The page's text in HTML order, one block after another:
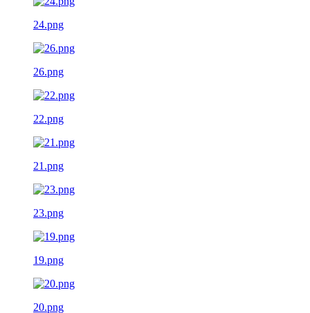
24.png
26.png
22.png
21.png
23.png
19.png
20.png